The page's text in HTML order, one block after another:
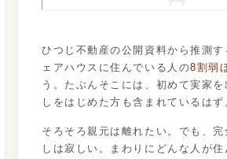
ひつじ不動産の公開資料から推測す
ェアハウスに住んでいる人の8割弱
う。たぶんそこには、初めて実家を
しをはじめた方も含まれているはず
そろそろ親元は離れたい。でも、完
しは寂しい。まわりにどんな人が